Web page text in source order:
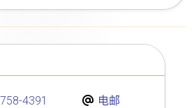
4391
电邮